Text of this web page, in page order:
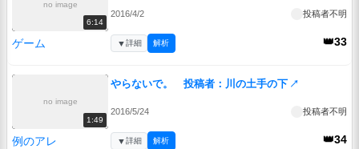
no image
6:14
2016/4/2 投稿者不明
ゲーム 👑33
▼詳細 解析
no image
1:49
やらないで。 投稿者：川の土手の下 ↗
2016/5/24 投稿者不明
例のアレ 👑34
▼詳細 解析